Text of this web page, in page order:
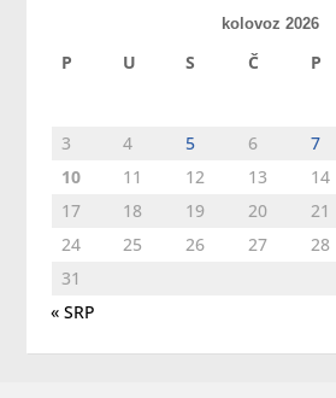
kolovoz 2026
P U S Č P
3
4 5 6 7
10
11 12 13 14
17
18 19 20 21
24
25 26 27 28
31
« SRP